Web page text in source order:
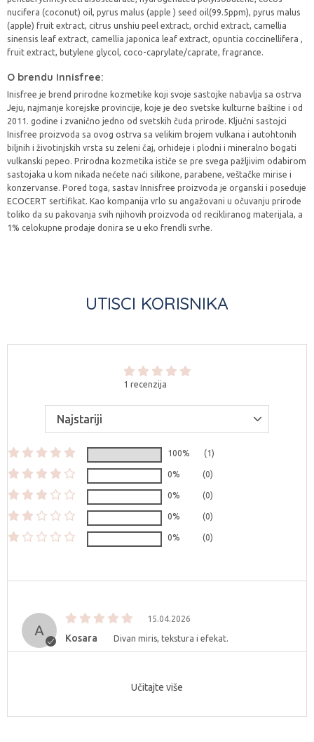
nucifera (coconut) oil, pyrus malus (apple ) seed oil(99.5ppm), pyrus malus
(apple) fruit extract, citrus unshiu peel extract, orchid extract, camellia
sinensis leaf extract, camellia japonica leaf extract, opuntia coccinellifera ,
fruit extract, butylene glycol, coco-caprylate/caprate, fragrance.
O brendu Innisfree:
Inisfree je brend prirodne kozmetike koji svoje sastojke nabavlja sa ostrva
Jeju, najmanje korejske provincije, koje je deo svetske kulturne baštine i od
2011. godine i zvanično jedno od svetskih čuda prirode. Ključni sastojci
Inisfree proizvoda sa ovog ostrva sa velikim brojem vulkana i autohtonih
biljnih i životinjskih vrsta su zeleni čaj, orhideje i plodni i mineralno bogati
vulkanski pepeo. Prirodna kozmetika ističe se pre svega pažljivim odabirom
sastojaka u kom nikada nećete naći silikone, parabene, veštačke mirise i
konzervanse. Pored toga, sastav Innisfree proizvoda je organski i poseduje
ECOCERT sertifikat. Kao kompanija vrlo su angažovani u očuvanju prirode
toliko da su pakovanja svih njihovih proizvoda od recikliranog materijala, a
1% celokupne prodaje donira se u eko frendli svrhe.
UTISCI KORISNIKA
1 recenzija
100% (1)
0% (0)
0% (0)
0% (0)
0% (0)
15.04.2026
Kosara Divan miris, tekstura i efekat.
Učitajte više